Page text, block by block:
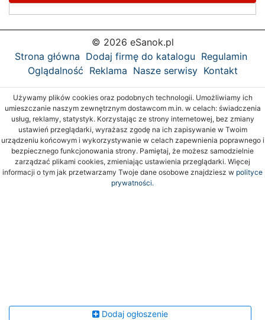
© 2026 eSanok.pl
Strona główna Dodaj firmę do katalogu Regulamin
Oglądalność Reklama Nasze serwisy Kontakt
Używamy plików cookies oraz podobnych technologii. Umożliwiamy ich
umieszczanie naszym zewnętrznym dostawcom m.in. w celach: świadczenia
usług, reklamy, statystyk. Korzystając ze strony internetowej, bez zmiany
ustawień przeglądarki, wyrażasz zgodę na ich zapisywanie w Twoim
urządzeniu końcowym i wykorzystywanie w celach zapewnienia poprawnego i
bezpiecznego funkcjonowania strony. Pamiętaj, że możesz samodzielnie
zarządzać plikami cookies, zmieniając ustawienia przeglądarki. Więcej
informacji o tym jak przetwarzamy Twoje dane osobowe znajdziesz w polityce
prywatności.
Dodaj ogłoszenie